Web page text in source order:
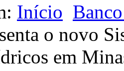
Início
o novo
em